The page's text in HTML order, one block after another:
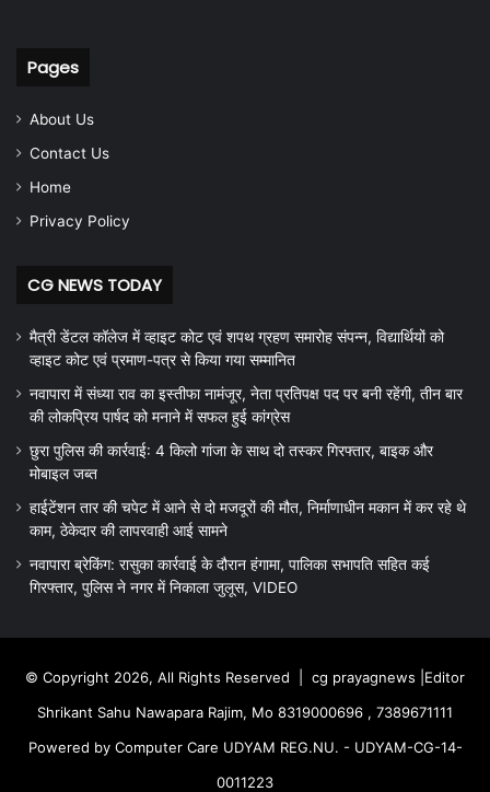
Pages
About Us
Contact Us
Home
Privacy Policy
CG NEWS TODAY
मैत्री डेंटल कॉलेज में व्हाइट कोट एवं शपथ ग्रहण समारोह संपन्न, विद्यार्थियों को
व्हाइट कोट एवं प्रमाण-पत्र से किया गया सम्मानित
नवापारा में संध्या राव का इस्तीफा नामंजूर, नेता प्रतिपक्ष पद पर बनी रहेंगी, तीन बार
की लोकप्रिय पार्षद को मनाने में सफल हुई कांग्रेस
छुरा पुलिस की कार्रवाई: 4 किलो गांजा के साथ दो तस्कर गिरफ्तार, बाइक और
मोबाइल जब्त
हाईटेंशन तार की चपेट में आने से दो मजदूरों की मौत, निर्माणाधीन मकान में कर रहे थे
काम, ठेकेदार की लापरवाही आई सामने
नवापारा ब्रेकिंग: रासुका कार्रवाई के दौरान हंगामा, पालिका सभापति सहित कई
गिरफ्तार, पुलिस ने नगर में निकाला जुलूस, VIDEO
© Copyright 2026, All Rights Reserved | cg prayagnews |Editor
Shrikant Sahu Nawapara Rajim, Mo 8319000696 , 7389671111
Powered by Computer Care UDYAM REG.NU. - UDYAM-CG-14-
0011223